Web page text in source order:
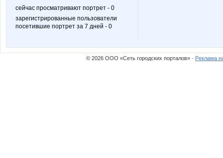
сейчас просматривают портрет - 0
зарегистрированные пользователи
посетившие портрет за 7 дней - 0
© 2026 ООО «Сеть городских порталов» · Реклама